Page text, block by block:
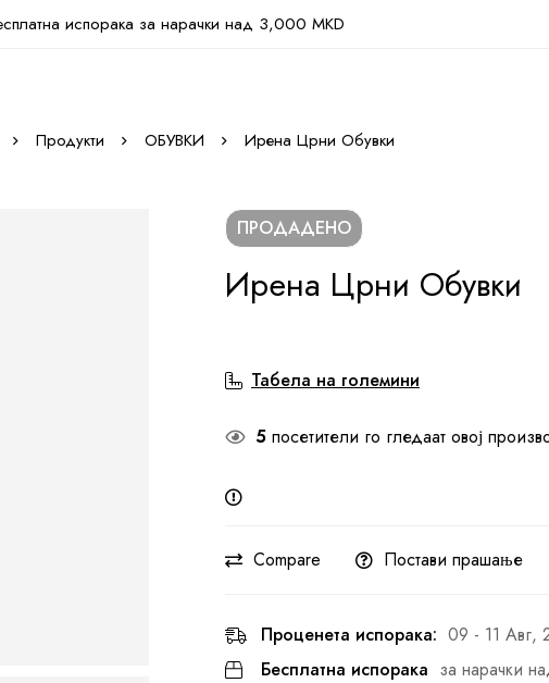
испорака за нарачки над 3,000 MKD
Продукти ОБУВКИ Ирена Црни Обувки
ПРОДАДЕНО
Ирена Црни Обувки
Табела на големини
5 посетители го гледаат овој
Compare Постави прашање
Проценета испорака: 09 - 11 Авг,
Бесплатна испорака за нарачки